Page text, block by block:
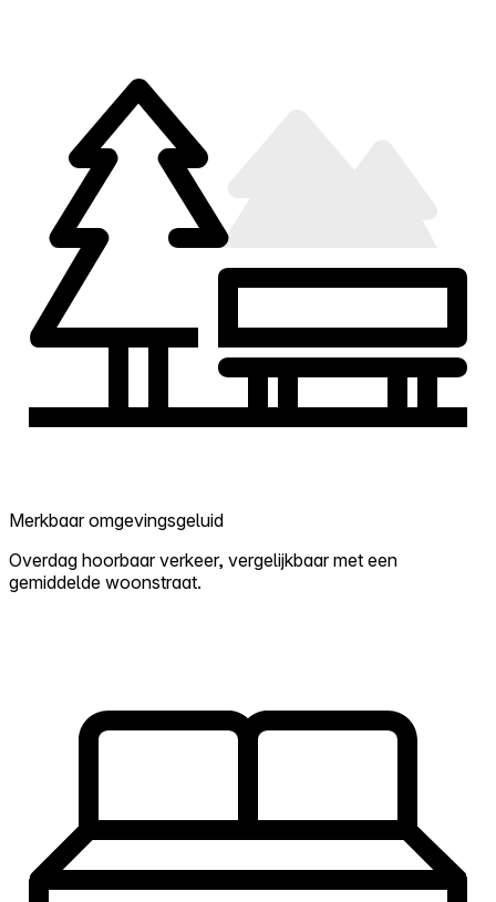
Merkbaar omgevingsgeluid
Overdag hoorbaar verkeer, vergelijkbaar met een
gemiddelde woonstraat.